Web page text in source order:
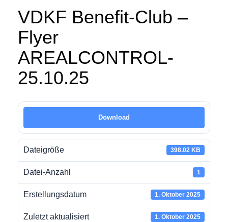
VDKF Benefit-Club –
Flyer
AREALCONTROL-
25.10.25
Download
Dateigröße 398.02 KB
Datei-Anzahl 1
Erstellungsdatum 1. Oktober 2025
Zuletzt aktualisiert 1. Oktober 2025